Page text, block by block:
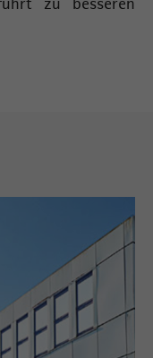
zu besseren